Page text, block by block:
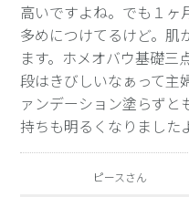
高いですよね。でも１ヶ
多めにつけてるけど。肌
ます。ホメオバウ基礎三
段はきびしいなぁって主
ァンデーション塗らず
持ちも明るくなりました
ピースさん